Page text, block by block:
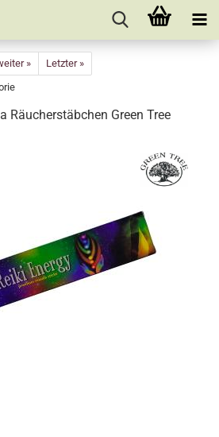
»
Letzter »
Räucherstäbchen Green Tree